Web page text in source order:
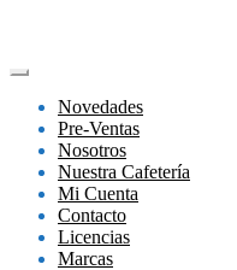
Novedades
Pre-Ventas
Nosotros
Nuestra Cafetería
Mi Cuenta
Contacto
Licencias
Marcas